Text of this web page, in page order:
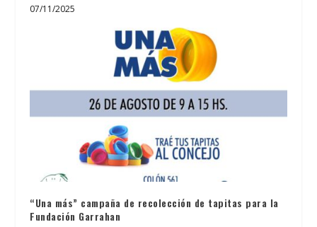
07/11/2025
“Una más” campaña de recolección de tapitas para la
Fundación Garrahan